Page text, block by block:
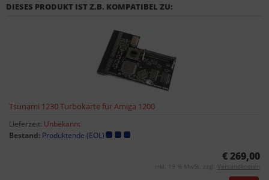
DIESES PRODUKT IST Z.B. KOMPATIBEL ZU:
Tsunami 1230 Turbokarte für Amiga 1200
Lieferzeit: Unbekannt
Bestand: Produktende (EOL)
€ 269,00
inkl. 19 % MwSt. zzgl. Versandkosten